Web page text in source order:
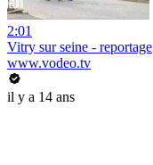
2:01
Vitry sur seine - reportage
www.vodeo.tv
il y a 14 ans